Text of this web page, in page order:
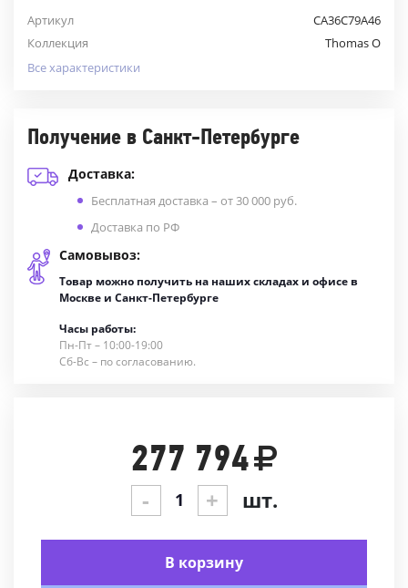
Артикул
CA36C79A46
Коллекция
Thomas O
Все характеристики
Получение в Санкт-Петербурге
Доставка:
Бесплатная доставка – от 30 000 руб.
Доставка по РФ
Самовывоз:
Товар можно получить на наших складах и офисе в
Москве и Санкт-Петербурге
Часы работы:
Пн-Пт – 10:00-19:00
Сб-Вс – по согласованию.
277 794
- + шт.
В корзину